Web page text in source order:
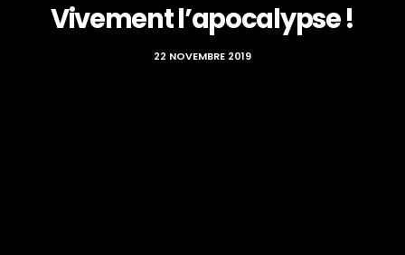
Vivement l’apocalypse !
22 NOVEMBRE 2019